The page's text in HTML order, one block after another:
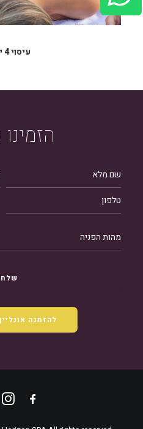
עיסוי 4 ידיים
הזמינו
להזמנה